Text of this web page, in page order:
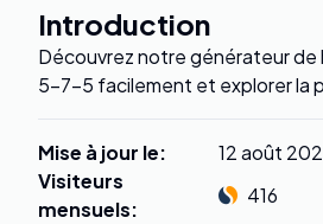
Introduction
Découvrez notre générateur de
5-7-5 facilement et explorer la
Mise à jour le:
12 août
Visiteurs
mensuels:
416